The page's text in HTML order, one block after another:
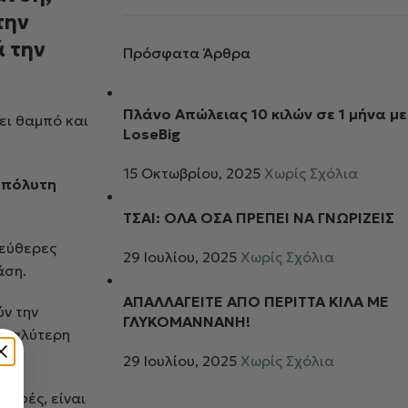
την
θαμπό και
την
είναι
Πρόσφατα Άρθρα
Πλάνο Απώλειας 10 κιλών σε 1 μήνα με
LoseBig
15 Οκτωβρίου, 2025 Χωρίς Σχόλια
ΤΣΑΙ: ΟΛΑ ΟΣΑ ΠΡΕΠΕΙ ΝΑ ΓΝΩΡΙΖΕΙΣ
29 Ιουλίου, 2025 Χωρίς Σχόλια
ΑΠΑΛΛΑΓΕΙΤΕ ΑΠΟ ΠΕΡΙΤΤΑ ΚΙΛΑ ΜΕ
ΓΛΥΚΟΜΑΝΝΑΝΗ!
29 Ιουλίου, 2025 Χωρίς Σχόλια